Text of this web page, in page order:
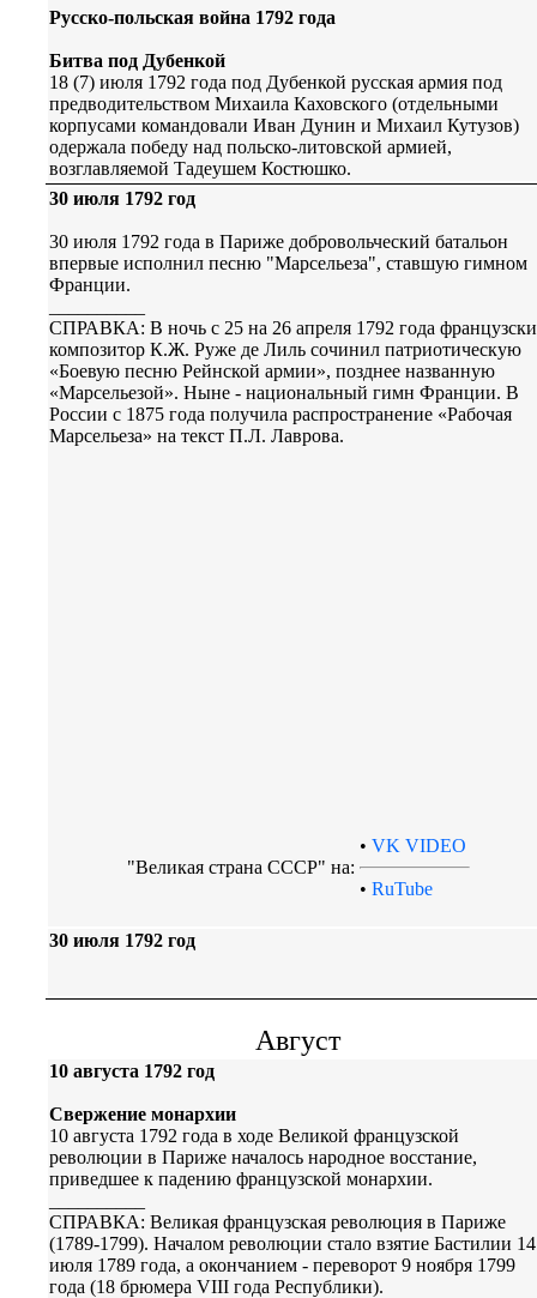
Русско-польская война 1792 года
Битва под Дубенкой
18 (7) июля 1792 года под Дубенкой русская армия под
предводительством Михаила Каховского (отдельными
корпусами командовали Иван Дунин и Михаил Кутузов)
одержала победу над польско-литовской армией,
возглавляемой Тадеушем Костюшко.
30 июля 1792 год
30 июля 1792 года в Париже добровольческий батальон
впервые исполнил песню "Марсельеза", ставшую гимном
Франции.
СПРАВКА: В ночь с 25 на 26 апреля 1792 года
композитор К.Ж. Руже де Лиль сочинил патриотическую
«Боевую песню Рейнской армии», позднее названную
«Марсельезой». Ныне - национальный гимн Франции. В
России с 1875 года получила распространение «Рабочая
Марсельеза» на текст П.Л. Лаврова.
"Великая страна СССР" на:
• VK VIDEO
• RuTube
30 июля 1792 год
Август
10 августа 1792 год
Свержение монархии
10 августа 1792 года в ходе Великой французской
революции в Париже началось народное восстание,
приведшее к падению французской монархии.
СПРАВКА: Великая французская революция в Париже
(1789-1799). Началом революции стало взятие Бастилии 14
июля 1789 года, а окончанием - переворот 9 ноября 1799
года (18 брюмера VIII года Республики).